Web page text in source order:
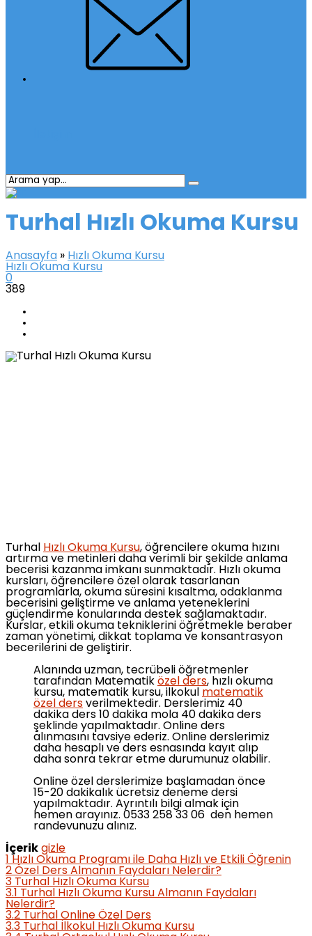
Turhal Hızlı Okuma Kursu
Anasayfa » Hızlı Okuma Kursu
Hızlı Okuma Kursu
0
389
Turhal Hızlı Okuma Kursu, öğrencilere okuma hızını
artırma ve metinleri daha verimli bir şekilde anlama
becerisi kazanma imkanı sunmaktadır. Hızlı okuma
kursları, öğrencilere özel olarak tasarlanan
programlarla, okuma süresini kısaltma, odaklanma
becerisini geliştirme ve anlama yeteneklerini
güçlendirme konularında destek sağlamaktadır.
Kurslar, etkili okuma tekniklerini öğretmekle beraber
zaman yönetimi, dikkat toplama ve konsantrasyon
becerilerini de geliştirir.
Alanında uzman, tecrübeli öğretmenler
tarafından Matematik özel ders, hızlı okuma
kursu, matematik kursu, ilkokul matematik
özel ders verilmektedir. Derslerimiz 40
dakika ders 10 dakika mola 40 dakika ders
şeklinde yapılmaktadır. Online ders
alınmasını tavsiye ederiz. Online derslerimiz
daha hesaplı ve ders esnasında kayıt alıp
daha sonra tekrar etme durumunuz olabilir.
Online özel derslerimize başlamadan önce
15-20 dakikalık ücretsiz deneme dersi
yapılmaktadır. Ayrıntılı bilgi almak için
hemen arayınız. 0533 258 33 06 den hemen
randevunuzu alınız.
İçerik gizle
Hızlı Okuma Programı ile Daha Hızlı ve Etkili Öğrenin
2 Özel Ders Almanın Faydaları Nelerdir?
3 Turhal Hızlı Okuma Kursu
3.1
Turhal Hızlı Okuma Kursu Almanın Faydaları
Nelerdir?
3.2 Turhal Online Özel Ders
3.3 Turhal İlkokul Hızlı Okuma Kursu